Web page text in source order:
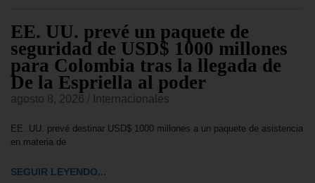
EE. UU. prevé un paquete de
seguridad de USD$ 1000 millones
para Colombia tras la llegada de
De la Espriella al poder
agosto 8, 2026 Internacionales
EE. UU. prevé destinar USD$ 1000 millones a un paquete de asistencia
en materia de
SEGUIR LEYENDO...